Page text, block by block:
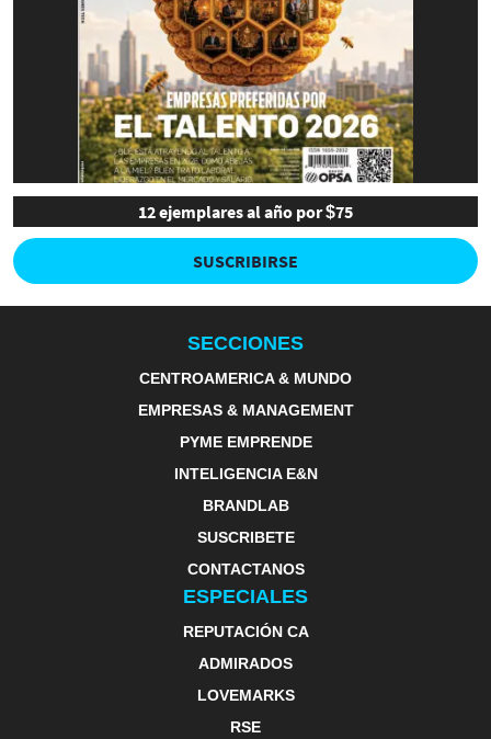
12 ejemplares al año por $75
SUSCRIBIRSE
SECCIONES
CENTROAMERICA & MUNDO
EMPRESAS & MANAGEMENT
PYME EMPRENDE
INTELIGENCIA E&N
BRANDLAB
SUSCRIBETE
CONTACTANOS
ESPECIALES
REPUTACIÓN CA
ADMIRADOS
LOVEMARKS
RSE